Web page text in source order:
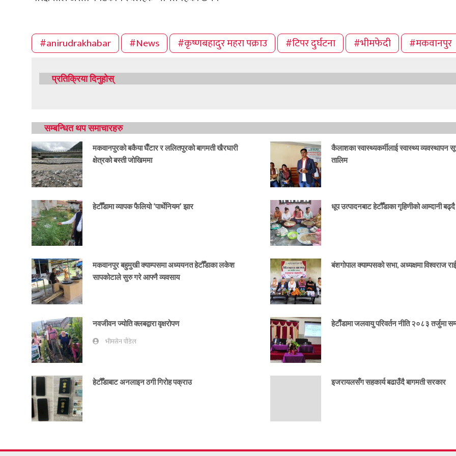
#anirudrakhabar #News #कृष्णबहादुर महरा पक्राउ #टिपर दुर्घटना #भीमफेदी #मकवानपुर
प्रतिक्रिया दिनुहोस्
सम्बन्धित थप समाचारहरु
मकवानपुरको बकैया घैँटार र ललितपुरको बागमती खैरघारी
क्षेत्रको बस्ती जोखिममा
कैलाशका स्वास्थ्यकर्मीलाई स्वास्थ्य व्यवस्थापन
तालिम
हेटौँडामा व्यापक फैलियो ‘पार्थेनियम’ झार धूप उत्पादनबाट हेटौँडाका गृहिणीको आम्दानी बढ्दै
मकवानपुर बहुमुखी क्याम्पसमा अध्ययनत हेटौँडाका लकेश
सापकोटाले सुरु गरे आफ्नै व्यवसाय
बंशगोपाल क्याम्पसको सभा, अध्यक्षमा विश्वराज
नवजीवन ज्योति क्लबद्वारा वृक्षरोपण
भीमसेन पौडेल
हेटाैँडामा जलवायु परिवर्तन नीति २०८३ तर्जुमा
हेटौँडाबाट अनलाइन ठगी गिरोह पक्राउ इजरायलसँग सहकार्य बढाउँदै बागमती सरकार